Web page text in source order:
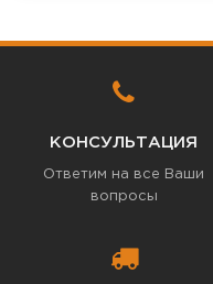
КОНСУЛЬТАЦИЯ
Ответим на все Ваши
вопросы